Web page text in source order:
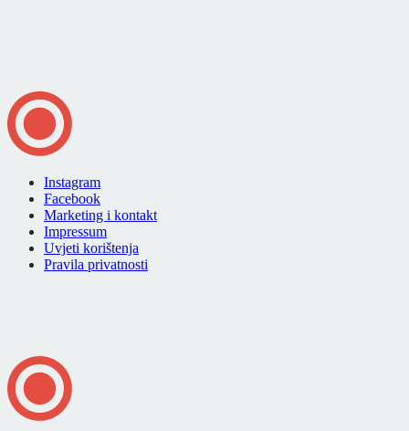
Instagram
Facebook
Marketing i kontakt
Impressum
Uvjeti korištenja
Pravila privatnosti